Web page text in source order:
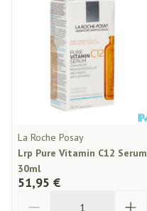
La Roche Posay
Lrp Pure Vitamin C12 Serum
30ml
51,95 €